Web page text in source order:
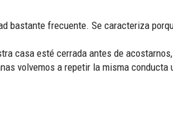
bastante frecuente. Se caracteriza
casa esté cerrada antes de
volvemos a repetir la misma